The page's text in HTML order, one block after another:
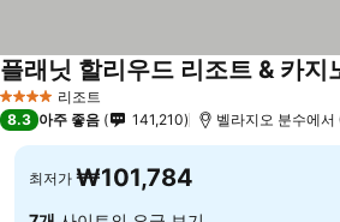
4 성급 리조트
플래닛 할리우드 리조트 & 카지
8.3 아주 좋음 141,210 벨라지오 분수에
최저가 ₩101,784